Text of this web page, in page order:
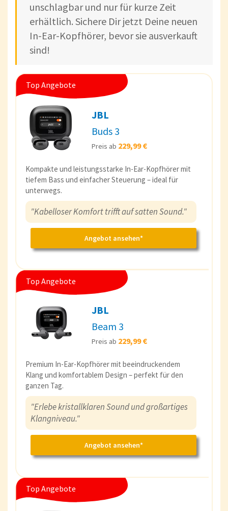
unschlagbar und nur für kurze Zeit
erhältlich. Sichere Dir jetzt Deine neuen
In-Ear-Kopfhörer, bevor sie ausverkauft
sind!
Top Angebote
JBL
Buds 3
Preis ab 229,99 €
Kompakte und leistungsstarke In-Ear-Kopfhörer mit
tiefem Bass und einfacher Steuerung – ideal für
unterwegs.
"Kabelloser Komfort trifft auf satten Sound."
Angebot ansehen*
Top Angebote
JBL
Beam 3
Preis ab 229,99 €
Premium In-Ear-Kopfhörer mit beeindruckendem
Klang und komfortablem Design – perfekt für den
ganzen Tag.
"Erlebe kristallklaren Sound und großartiges
Klangniveau."
Angebot ansehen*
Top Angebote